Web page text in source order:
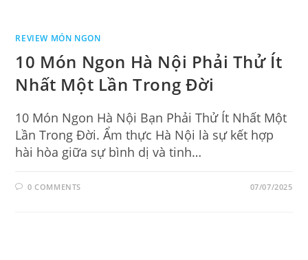
REVIEW MÓN NGON
10 Món Ngon Hà Nội Phải Thử Ít
Nhất Một Lần Trong Đời
10 Món Ngon Hà Nội Bạn Phải Thử Ít Nhất Một
Lần Trong Đời. Ẩm thực Hà Nội là sự kết hợp
hài hòa giữa sự bình dị và tinh…
0 COMMENTS 07/07/2025